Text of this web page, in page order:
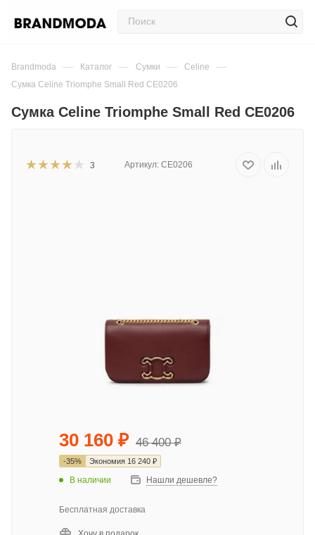
Brandmoda — Каталог — Сумки — Celine —
Сумка Celine Triomphe Small Red CE0206
Сумка Celine Triomphe Small Red CE0206
3 Артикул: CE0206
30 160 ₽ 46 400₽
-35% Экономия 16 240 ₽
В наличии Нашли дешевле?
Бесплатная доставка